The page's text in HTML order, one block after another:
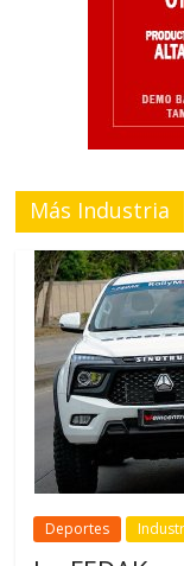
Más Industria
Deportes